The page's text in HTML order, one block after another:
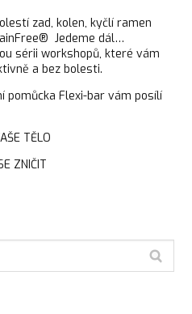
zad, kolen, kyčlí ramen
Jedeme dál…
sérii workshopů, které vám
a bez bolesti.
pomůcka Flexi-bar vám posílí
TĚLO
ZNIČIT